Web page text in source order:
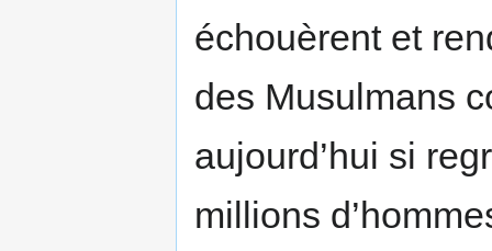
échouèrent et
des Musulmans
aujourd’hui si
millions